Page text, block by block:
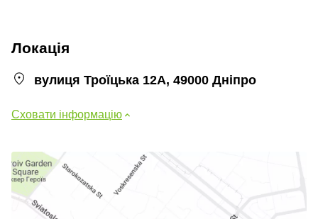
Локація
вулиця Троїцька 12А, 49000 Дніпро
Сховати інформацію